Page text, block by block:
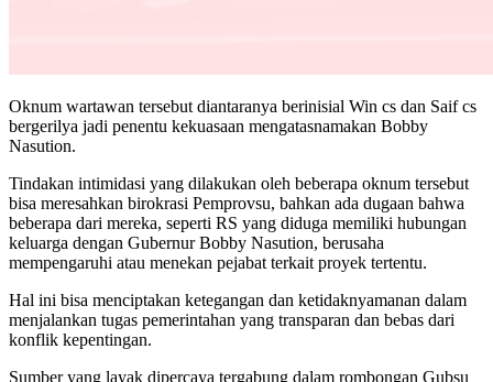
Oknum wartawan tersebut diantaranya berinisial Win cs dan Saif cs
bergerilya jadi penentu kekuasaan mengatasnamakan Bobby
Nasution.
Tindakan intimidasi yang dilakukan oleh beberapa oknum tersebut
bisa meresahkan birokrasi Pemprovsu, bahkan ada dugaan bahwa
beberapa dari mereka, seperti RS yang diduga memiliki hubungan
keluarga dengan Gubernur Bobby Nasution, berusaha
mempengaruhi atau menekan pejabat terkait proyek tertentu.
Hal ini bisa menciptakan ketegangan dan ketidaknyamanan dalam
menjalankan tugas pemerintahan yang transparan dan bebas dari
konflik kepentingan.
Sumber yang layak dipercaya tergabung dalam rombongan Gubsu